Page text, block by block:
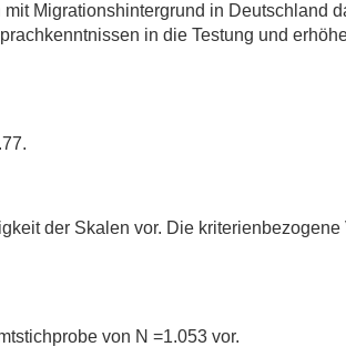
Migrationshintergrund in Deutschland
in die Testung und
der Skalen vor. Die
von N =1.053 vor.